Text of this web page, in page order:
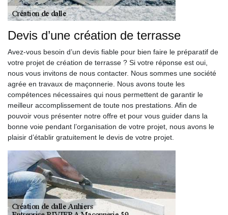
Devis d’une création de terrasse
Avez-vous besoin d’un devis fiable pour bien faire le préparatif de
votre projet de création de terrasse ? Si votre réponse est oui,
nous vous invitons de nous contacter. Nous sommes une société
agrée en travaux de maçonnerie. Nous avons toute les
compétences nécessaires qui nous permettent de garantir le
meilleur accomplissement de toute nos prestations. Afin de
pouvoir vous présenter notre offre et pour vous guider dans la
bonne voie pendant l’organisation de votre projet, nous avons le
plaisir d’établir gratuitement le devis de votre projet.